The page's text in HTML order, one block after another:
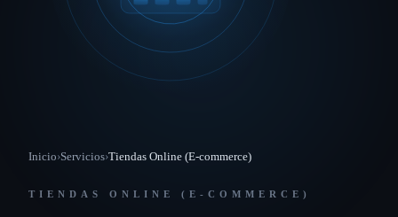
Inicio›Servicios›Tiendas Online (E-commerce)
TIENDAS ONLINE (E-COMMERCE)